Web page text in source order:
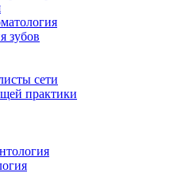
зубов
сети
практики